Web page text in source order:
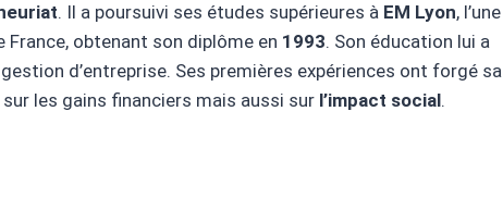
. Il a poursuivi ses études supérieures à EM Lyon, l’une
obtenant son diplôme en 1993. Son éducation lui a
d’entreprise. Ses premières expériences ont forgé sa
les gains financiers mais aussi sur l’impact social.